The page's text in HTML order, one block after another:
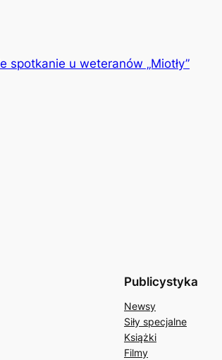
spotkanie u weteranów „Miotły”
Publicystyka
Newsy
Siły specjalne
Książki
Filmy